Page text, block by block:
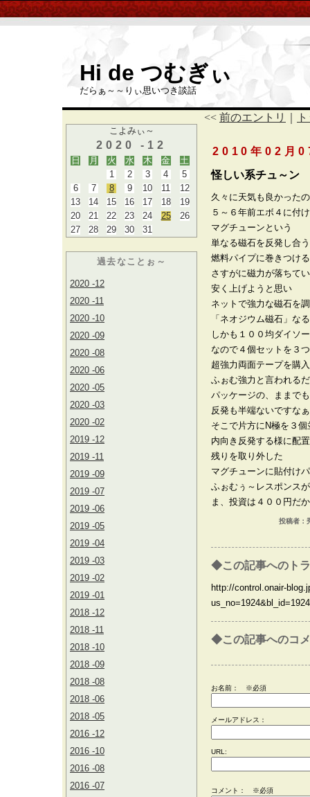
Hi de つむぎぃ
だらぁ～～りぃ思いつき談話
こよみぃ～
2020 -12
日 月 火 水 木 金
土
1
2 3 4
5
6
7 8 9 10 11
12
13
14 15 16 17 18
19
20
21 22 23 24 25
26
27
28 29 30 31
過去なことぉ～
2020 -12
2020 -11
2020 -10
2020 -09
2020 -08
2020 -06
2020 -05
2020 -03
2020 -02
2019 -12
2019 -11
2019 -09
2019 -07
2019 -06
2019 -05
2019 -04
2019 -03
2019 -02
2019 -01
2018 -12
2018 -11
2018 -10
2018 -09
2018 -08
2018 -06
2018 -05
2016 -12
2016 -10
2016 -08
2016 -07
<< 前のエントリ
2010年02月
怪しい系チュ～ン
久々に天気も良かった
５～６年前エボ４に付
マグチューンという
単なる磁石を反発し合
燃料パイプに巻きつけ
さすがに磁力が落ちて
安く上げようと思い
ネットで強力な磁石を
「ネオジウム磁石」な
しかも１００均ダイソ
なので４個セットを３
超強力両面テープを購
ふぉむ強力と言われる
パッケージの、ままで
反発も半端ないですな
そこで片方にN極を３個
内向き反発する様に配
残りを取り外した
マグチューンに貼付け
ふぉむぅ～レスポンス
ま、投資は４００円だ
投稿者
◆この記事へのト
http://control.onair-
◆この記事へのコ
お名前： ※必須
メールアドレス：
URL:
コメント： ※必須